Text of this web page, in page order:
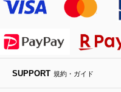
アイウェア
レッグウェア
SUPPORT 規約・ガイド